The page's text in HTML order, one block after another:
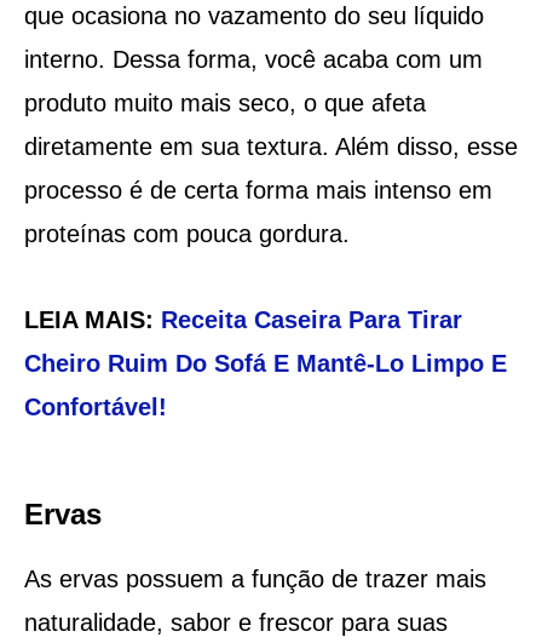
que ocasiona no vazamento do seu líquido
interno. Dessa forma, você acaba com um
produto muito mais seco, o que afeta
diretamente em sua textura. Além disso, esse
processo é de certa forma mais intenso em
proteínas com pouca gordura.
LEIA MAIS: Receita Caseira Para Tirar
Cheiro Ruim Do Sofá E Mantê-Lo Limpo E
Confortável!
Ervas
As ervas possuem a função de trazer mais
naturalidade, sabor e frescor para suas